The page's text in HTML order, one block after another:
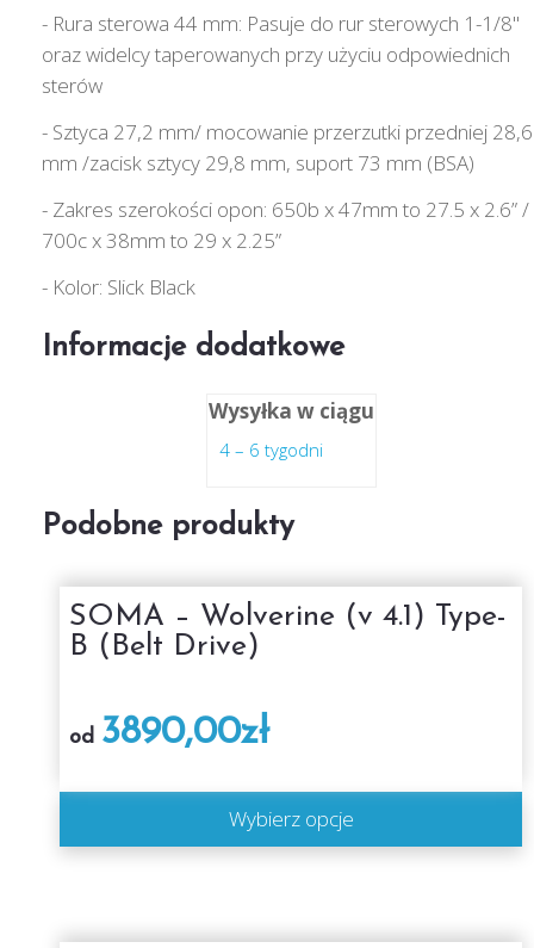
- Rura sterowa 44 mm: Pasuje do rur sterowych 1-1/8"
oraz widelcy taperowanych przy użyciu odpowiednich
sterów
- Sztyca 27,2 mm/ mocowanie przerzutki przedniej 28,6
mm /zacisk sztycy 29,8 mm, suport 73 mm (BSA)
- Zakres szerokości opon: 650b x 47mm to 27.5 x 2.6” /
700c x 38mm to 29 x 2.25”
- Kolor: Slick Black
Informacje dodatkowe
Wysyłka w ciągu
4 – 6 tygodni
Podobne produkty
SOMA – Wolverine (v 4.1) Type-
B (Belt Drive)
od 3890,00zł
Wybierz opcje